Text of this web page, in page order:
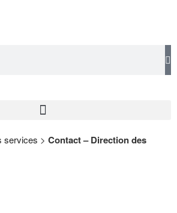
services > Contact – Direction des